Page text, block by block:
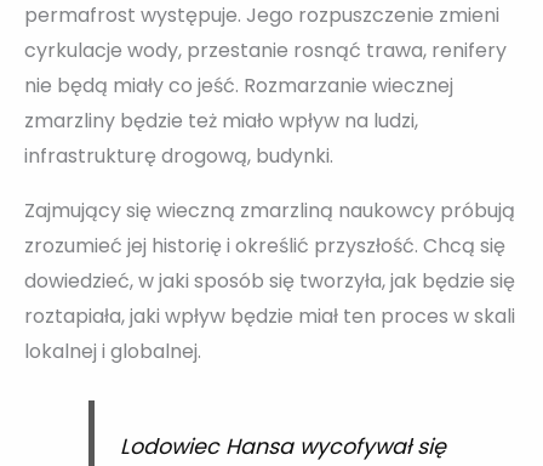
permafrost występuje. Jego rozpuszczenie zmieni
cyrkulacje wody, przestanie rosnąć trawa, renifery
nie będą miały co jeść. Rozmarzanie wiecznej
zmarzliny będzie też miało wpływ na ludzi,
infrastrukturę drogową, budynki.
Zajmujący się wieczną zmarzliną naukowcy próbują
zrozumieć jej historię i określić przyszłość. Chcą się
dowiedzieć, w jaki sposób się tworzyła, jak będzie się
roztapiała, jaki wpływ będzie miał ten proces w skali
lokalnej i globalnej.
Lodowiec Hansa wycofywał się